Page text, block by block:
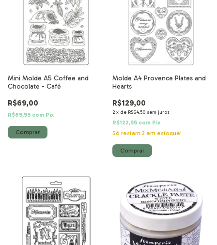
Mini Molde A5 Coffee and
Chocolate - Café
R$69,00
R$65,55 com Pix
Molde A4 Provence Plates and
Hearts
R$129,00
2 x de R$64,50 sem juros
R$122,55 com Pix
Só restam 2 em estoque!